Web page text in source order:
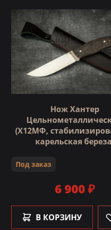
Нож Хантер
(Х12МФ,
карельская
Под заказ
6 900 ₽
В КОРЗИНУ